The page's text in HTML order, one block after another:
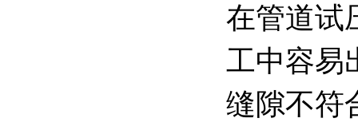
在管道试
工中容易
缝隙不符